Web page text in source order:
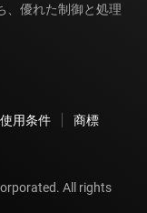
、優れた制御と処理
使用条件
商標
All rights